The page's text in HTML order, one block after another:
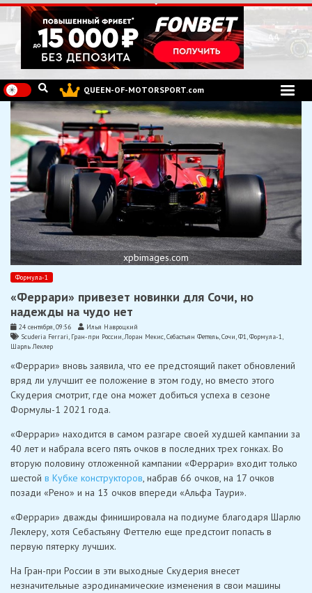
Перейти
к
содержимому
QUEEN-OF-MOTORSPORT.com
xpbimages.com
Формула-1
«Феррари» привезет новинки для Сочи, но
надежды на чудо нет
24 сентября, 09:56
Илья Навроцкий
Scuderia Ferrari, Гран-при России,Лоран Мекис,Себастьян Феттель,Сочи,Ф1,Формула-1
Шарль Леклер
«Феррари» вновь заявила, что ее предстоящий пакет обновлений
вряд ли улучшит ее положение в этом году, но вместо этого
Скудерия смотрит, где она может добиться успеха в сезоне
Формулы-1 2021 года.
«Феррари» находится в самом разгаре своей худшей кампании за
40 лет и набрала всего пять очков в последних трех гонках. Во
вторую половину отложенной кампании «Феррари» входит только
шестой в Кубке конструкторов, набрав 66 очков, на 17 очков
позади «Рено» и на 13 очков впереди «Альфа Таури».
«Феррари» дважды финишировала на подиуме благодаря Шарлю
Леклеру, хотя Себастьяну Феттелю еще предстоит попасть в
первую пятерку лучших.
На Гран-при России в эти выходные Скудерия внесет
незначительные аэродинамические изменения в свои машины